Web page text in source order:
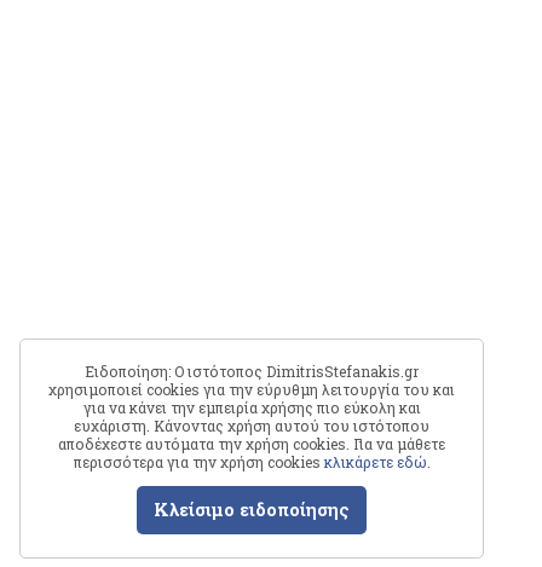
Ειδοποίηση: Ο ιστότοπος DimitrisStefanakis.gr
χρησιμοποιεί cookies για την εύρυθμη λειτουργία του και
για να κάνει την εμπειρία χρήσης πιο εύκολη και
ευχάριστη. Κάνοντας χρήση αυτού του ιστότοπου
αποδέχεστε αυτόματα την χρήση cookies. Για να μάθετε
περισσότερα για την χρήση cookies κλικάρετε εδώ.
Κλείσιμο ειδοποίησης